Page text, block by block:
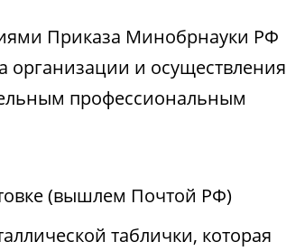
Приказа Минобрнауки РФ
организации и осуществления
профессиональным
(вышлем Почтой РФ)
таблички, которая